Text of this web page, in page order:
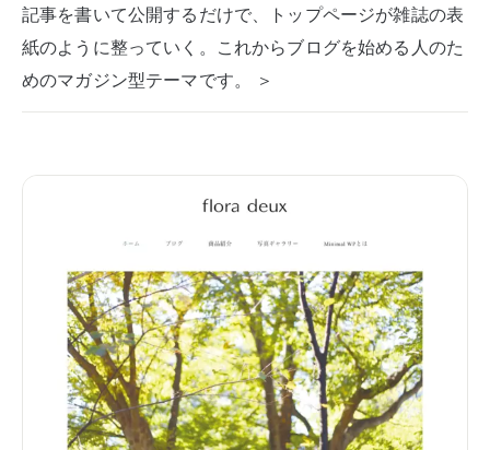
記事を書いて公開するだけで、トップページが雑誌の表
紙のように整っていく。これからブログを始める人のた
めのマガジン型テーマです。 ＞